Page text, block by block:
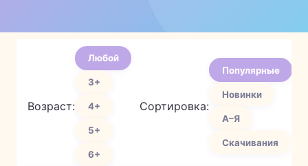
Возраст:
Любой
3+
4+
5+
6+
Сортировка:
Популярные
Новинки
А–Я
Скачивания